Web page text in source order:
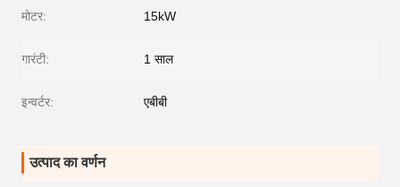
मोटर: 15kW
गारंटी: 1 साल
इन्वर्टर: एबीबी
उत्पाद का वर्णन